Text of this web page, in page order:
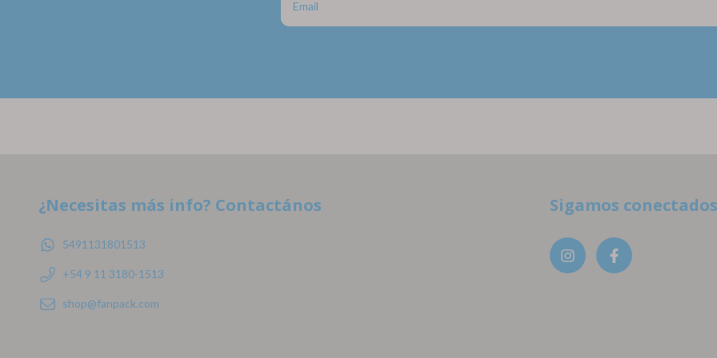
¿Necesitas más info? Contactános
5491131801513
+54 9 11 3180-1513
shop@fanpack.com
Sigamos conectados